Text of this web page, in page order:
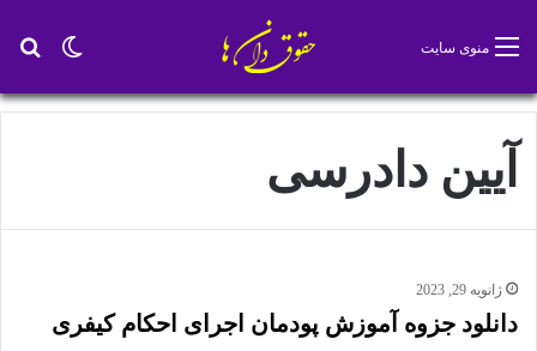
تغییر منوی سایت
آیین دادرسی
ژانویه 29, 2023
دانلود جزوه آموزش پودمان اجرای احکام کیفری